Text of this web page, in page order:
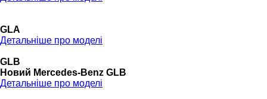
GLA
Детальніше про моделі
GLB
Новий Mercedes-Benz GLB
Детальніше про моделі